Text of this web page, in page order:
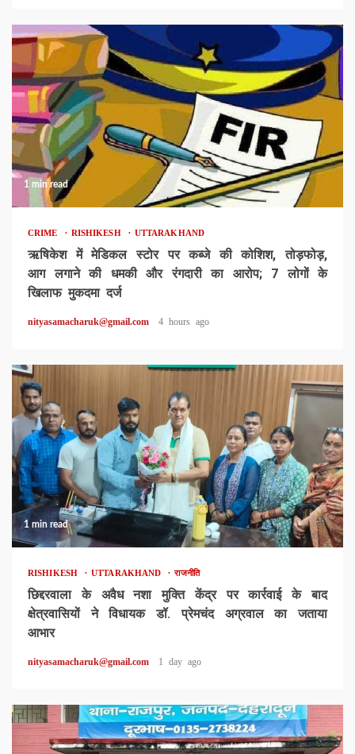
1 min read
CRIME RISHIKESH UTTARAKHAND
ऋषिकेश में मेडिकल स्टोर पर कब्जे की कोशिश, तोड़फोड़,
आग लगाने की धमकी और रंगदारी का आरोप; 7 लोगों के
खिलाफ मुकदमा दर्ज
nityasamacharuk@gmail.com 4 hours ago
1 min read
RISHIKESH UTTARAKHAND राजनीति
छिद्दरवाला के अवैध नशा मुक्ति केंद्र पर कार्रवाई के बाद
क्षेत्रवासियों ने विधायक डॉ. प्रेमचंद अग्रवाल का जताया
आभार
nityasamacharuk@gmail.com 1 day ago